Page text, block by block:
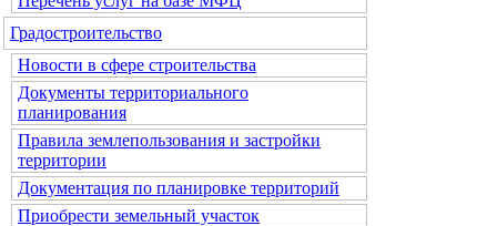
Градостроительство
Новости в сфере строительства
Документы территориального
планирования
Правила землепользования и застройки
территории
Документация по планировке территорий
Приобрести земельный участок